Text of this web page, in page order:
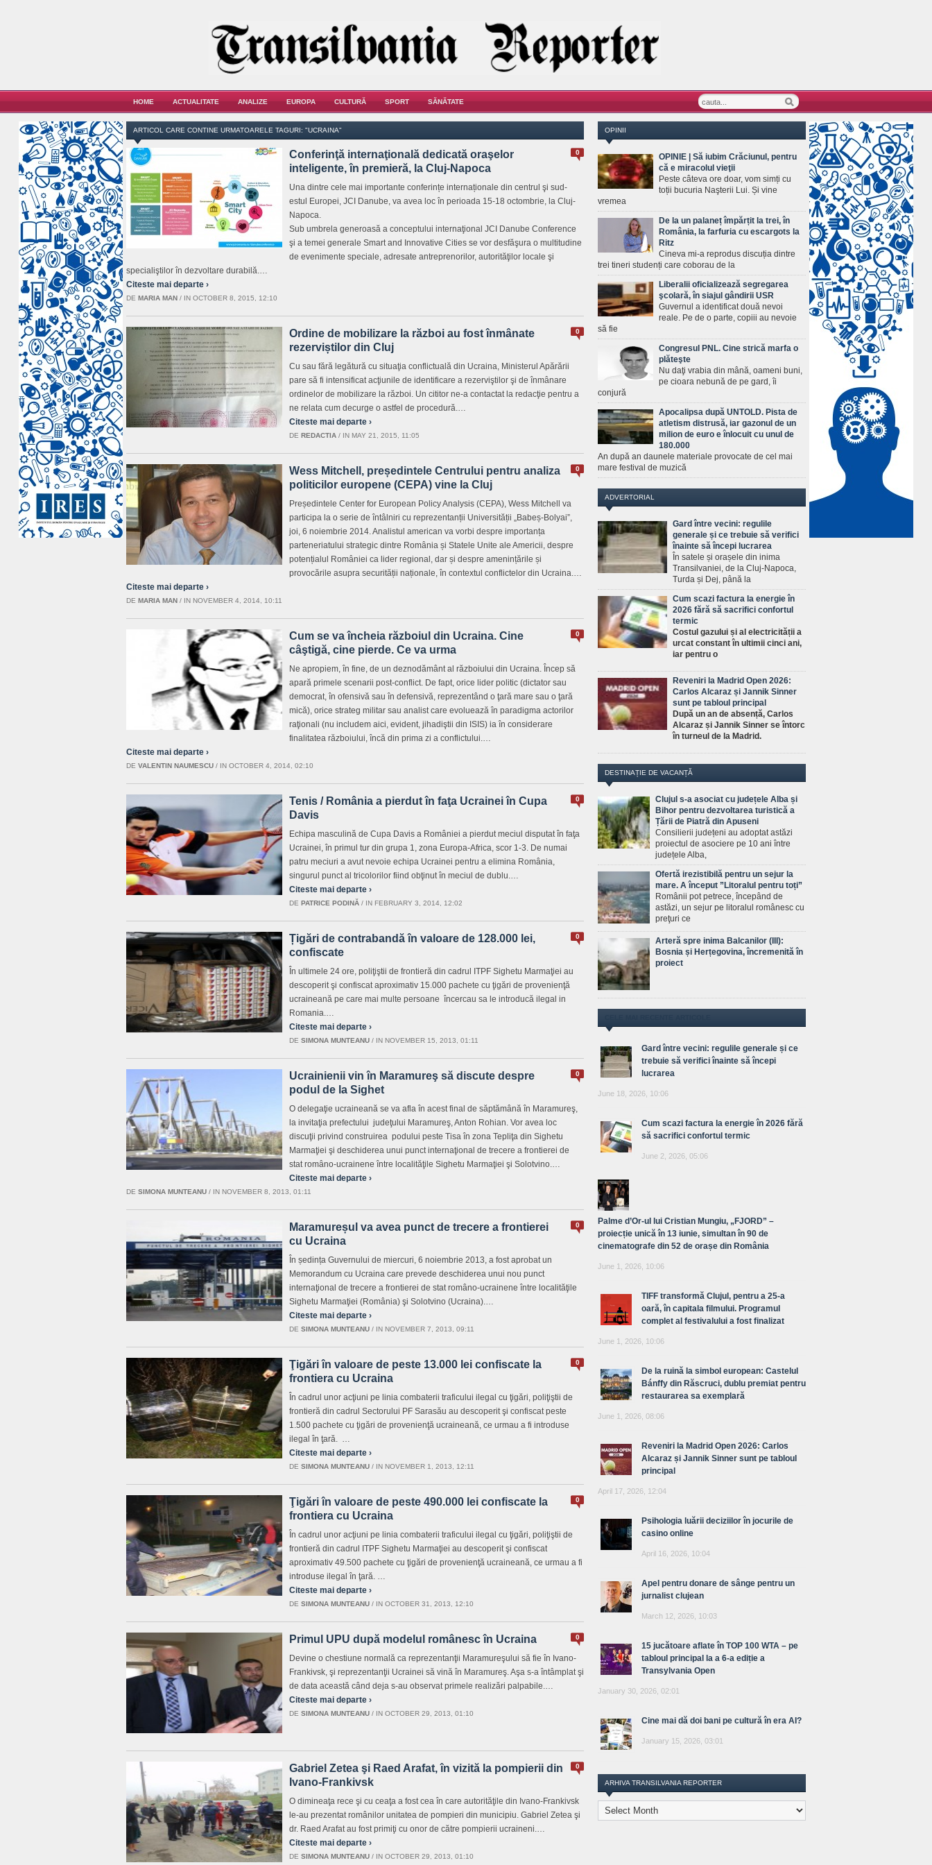
HOME ACTUALITATE ANALIZE EUROPA CULTURĂ SPORT SĂNĂTATE
ARTICOL CARE CONTINE URMATOARELE TAGURI: "UCRAINA"
0
Conferinţă internaţională dedicată oraşelor
inteligente, în premieră, la Cluj-Napoca
Una dintre cele mai importante conferințe internaționale din centrul şi sud-
estul Europei, JCI Danube, va avea loc în perioada 15-18 octombrie, la Cluj-
Napoca.
Sub umbrela generoasă a conceptului internaţional JCI Danube Conference
şi a temei generale Smart and Innovative Cities se vor desfăşura o multitudine
de evenimente speciale, adresate antreprenorilor, autorităţilor locale şi
specialiştilor în dezvoltare durabilă.…
Citeste mai departe ›
DE MARIA MAN / IN OCTOBER 8, 2015, 12:10
0
Ordine de mobilizare la război au fost înmânate
rezerviștilor din Cluj
Cu sau fără legătură cu situaţia conflictuală din Ucraina, Ministerul Apărării
pare să fi intensificat acţiunile de identificare a rezerviştilor şi de înmânare
ordinelor de mobilizare la război. Un cititor ne-a contactat la redacţie pentru a
ne relata cum decurge o astfel de procedură.…
Citeste mai departe ›
DE REDACTIA / IN MAY 21, 2015, 11:05
0
Wess Mitchell, președintele Centrului pentru analiza
politicilor europene (CEPA) vine la Cluj
Președintele Center for European Policy Analysis (CEPA), Wess Mitchell va
participa la o serie de întâlniri cu reprezentanții Universității „Babeș-Bolyai”,
joi, 6 noiembrie 2014. Analistul american va vorbi despre importanța
parteneriatului strategic dintre România și Statele Unite ale Americii, despre
potențialul României ca lider regional, dar și despre amenințările și
provocările asupra securității naționale, în contextul conflictelor din Ucraina.…
Citeste mai departe ›
DE MARIA MAN / IN NOVEMBER 4, 2014, 10:11
0
Cum se va încheia războiul din Ucraina. Cine
câştigă, cine pierde. Ce va urma
Ne apropiem, în fine, de un deznodământ al războiului din Ucraina. Încep să
apară primele scenarii post-conflict. De fapt, orice lider politic (dictator sau
democrat, în ofensivă sau în defensivă, reprezentând o ţară mare sau o ţară
mică), orice strateg militar sau analist care evoluează în paradigma actorilor
raţionali (nu includem aici, evident, jihadiştii din ISIS) ia în considerare
finalitatea războiului, încă din prima zi a conflictului.…
Citeste mai departe ›
DE VALENTIN NAUMESCU / IN OCTOBER 4, 2014, 02:10
0
Tenis / România a pierdut în faţa Ucrainei în Cupa
Davis
Echipa masculină de Cupa Davis a României a pierdut meciul disputat în faţa
Ucrainei, în primul tur din grupa 1, zona Europa-Africa, scor 1-3. De numai
patru meciuri a avut nevoie echipa Ucrainei pentru a elimina România,
singurul punct al tricolorilor fiind obţinut în meciul de dublu.…
Citeste mai departe ›
DE PATRICE PODINĂ / IN FEBRUARY 3, 2014, 12:02
0
Țigări de contrabandă în valoare de 128.000 lei,
confiscate
În ultimele 24 ore, poliţiştii de frontieră din cadrul ITPF Sighetu Marmaţiei au
descoperit şi confiscat aproximativ 15.000 pachete cu ţigări de provenienţă
ucraineană pe care mai multe persoane încercau sa le introducă ilegal in
Romania.…
Citeste mai departe ›
DE SIMONA MUNTEANU / IN NOVEMBER 15, 2013, 01:11
0
Ucrainienii vin în Maramureş să discute despre
podul de la Sighet
O delegaţie ucraineană se va afla în acest final de săptămână în Maramureş,
la invitaţia prefectului judeţului Maramureş, Anton Rohian. Vor avea loc
discuţii privind construirea podului peste Tisa în zona Tepliţa din Sighetu
Marmaţiei şi deschiderea unui punct internaţional de trecere a frontierei de
stat româno-ucrainene între localităţile Sighetu Marmaţiei şi Solotvino.…
Citeste mai departe ›
DE SIMONA MUNTEANU / IN NOVEMBER 8, 2013, 01:11
0
Maramureșul va avea punct de trecere a frontierei
cu Ucraina
În ședința Guvernului de miercuri, 6 noiembrie 2013, a fost aprobat un
Memorandum cu Ucraina care prevede deschiderea unui nou punct
internaţional de trecere a frontierei de stat româno-ucrainene între localităţile
Sighetu Marmaţiei (România) şi Solotvino (Ucraina).…
Citeste mai departe ›
DE SIMONA MUNTEANU / IN NOVEMBER 7, 2013, 09:11
0
Ţigări în valoare de peste 13.000 lei confiscate la
frontiera cu Ucraina
În cadrul unor acţiuni pe linia combaterii traficului ilegal cu ţigări, poliţiştii de
frontieră din cadrul Sectorului PF Sarasău au descoperit şi confiscat peste
1.500 pachete cu ţigări de provenienţă ucraineană, ce urmau a fi introduse
ilegal în ţară. …
Citeste mai departe ›
DE SIMONA MUNTEANU / IN NOVEMBER 1, 2013, 12:11
0
Ţigări în valoare de peste 490.000 lei confiscate la
frontiera cu Ucraina
În cadrul unor acţiuni pe linia combaterii traficului ilegal cu ţigări, poliţiştii de
frontieră din cadrul ITPF Sighetu Marmaţiei au descoperit şi confiscat
aproximativ 49.500 pachete cu ţigări de provenienţă ucraineană, ce urmau a fi
introduse ilegal în ţară. …
Citeste mai departe ›
DE SIMONA MUNTEANU / IN OCTOBER 31, 2013, 12:10
0
Primul UPU după modelul românesc în Ucraina
Devine o chestiune normală ca reprezentanţii Maramureşului să fie în Ivano-
Frankivsk, şi reprezentanţii Ucrainei să vină în Maramureş. Aşa s-a întâmplat şi
de data această când deja s-au observat primele realizări palpabile.…
Citeste mai departe ›
DE SIMONA MUNTEANU / IN OCTOBER 29, 2013, 01:10
0
Gabriel Zetea şi Raed Arafat, în vizită la pompierii din
Ivano-Frankivsk
O dimineaţa rece şi cu ceaţa a fost cea în care autorităţile din Ivano-Frankivsk
le-au prezentat românilor unitatea de pompieri din municipiu. Gabriel Zetea şi
dr. Raed Arafat au fost primiţi cu onor de către pompierii ucraineni.…
Citeste mai departe ›
DE SIMONA MUNTEANU / IN OCTOBER 29, 2013, 01:10
OPINII
OPINIE | Să iubim Crăciunul, pentru
că e miracolul vieţii
Peste câteva ore doar, vom simți cu
toții bucuria Naşterii Lui. Și vine
vremea
De la un palaneț împărțit la trei, în
România, la farfuria cu escargots la
Ritz
Cineva mi-a reprodus discuția dintre
trei tineri studenți care coborau de la
Liberalii oficializează segregarea
şcolară, în siajul gândirii USR
Guvernul a identificat două nevoi
reale. Pe de o parte, copiii au nevoie
să fie
Congresul PNL. Cine strică marfa o
plăteşte
Nu daţi vrabia din mână, oameni buni,
pe cioara nebună de pe gard, îi
conjură
Apocalipsa după UNTOLD. Pista de
atletism distrusă, iar gazonul de un
milion de euro e înlocuit cu unul de
180.000
An după an daunele materiale provocate de cel mai
mare festival de muzică
ADVERTORIAL
Gard între vecini: regulile
generale și ce trebuie să verifici
înainte să începi lucrarea
În satele și orașele din inima
Transilvaniei, de la Cluj-Napoca,
Turda și Dej, până la
Cum scazi factura la energie în
2026 fără să sacrifici confortul
termic
Costul gazului și al electricității a
urcat constant în ultimii cinci ani,
iar pentru o
Reveniri la Madrid Open 2026:
Carlos Alcaraz și Jannik Sinner
sunt pe tabloul principal
După un an de absență, Carlos
Alcaraz și Jannik Sinner se întorc
în turneul de la Madrid.
DESTINAȚIE DE VACANȚĂ
Clujul s-a asociat cu județele Alba și
Bihor pentru dezvoltarea turistică a
Țării de Piatră din Apuseni
Consilierii județeni au adoptat astăzi
proiectul de asociere pe 10 ani între
județele Alba,
Ofertă irezistibilă pentru un sejur la
mare. A început ”Litoralul pentru toți”
Românii pot petrece, începând de
astăzi, un sejur pe litoralul românesc cu
preţuri ce
Arteră spre inima Balcanilor (III):
Bosnia și Herțegovina, încremenită în
proiect
Gard între vecini: regulile generale și ce
trebuie să verifici înainte să începi
lucrarea
June 18, 2026, 10:06
Cum scazi factura la energie în 2026 fără
să sacrifici confortul termic
June 2, 2026, 05:06
Palme d’Or-ul lui Cristian Mungiu, „FJORD” –
proiecție unică în 13 iunie, simultan în 90 de
cinematografe din 52 de orașe din România
June 1, 2026, 10:06
TIFF transformă Clujul, pentru a 25-a
oară, în capitala filmului. Programul
complet al festivalului a fost finalizat
June 1, 2026, 10:06
De la ruină la simbol european: Castelul
Bánffy din Răscruci, dublu premiat pentru
restaurarea sa exemplară
June 1, 2026, 08:06
Reveniri la Madrid Open 2026: Carlos
Alcaraz și Jannik Sinner sunt pe tabloul
principal
April 17, 2026, 12:04
Psihologia luării deciziilor în jocurile de
casino online
April 16, 2026, 10:04
Apel pentru donare de sânge pentru un
jurnalist clujean
March 12, 2026, 10:03
15 jucătoare aflate în TOP 100 WTA – pe
tabloul principal la a 6-a ediție a
Transylvania Open
January 30, 2026, 02:01
Cine mai dă doi bani pe cultură în era AI?
January 15, 2026, 03:01
ARHIVA TRANSILVANIA REPORTER
Arhiva
Transilvania